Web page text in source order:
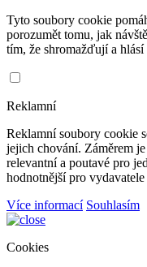
Tyto soubory cookie
porozumět tomu, jak
tím, že shromažďují a
Reklamní
Reklamní soubory cookie
jejich chování. Záměrem
relevantní a poutavé pro
hodnotnější pro
Více informací Souhlasím
Cookies